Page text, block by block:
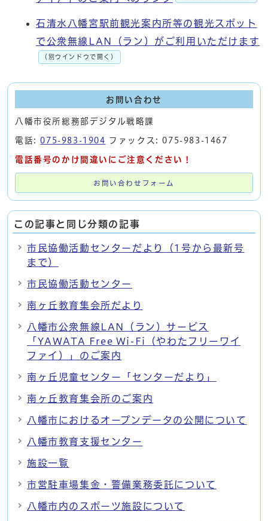
石清水八幡宮駅前観光案内所等の観光スポット
で公衆無線LAN（ラン）がご利用いただけます
（別ウインドウで開く）
お問い合わせ
八幡市役所総務部デジタル戦略課
電話:075-983-1904 ファックス: 075-983-1467
電話番号のかけ間違いにご注意ください！
お問い合わせフォーム
この記事と同じ分類の記事
市民協働活動センターだより（1号から最新号
まで）
市民協働活動センター
南ヶ丘教育集会所だより
八幡市公衆無線LAN（ラン）サービス
「YAWATA Free Wi-Fi（やわたフリーワイ
ファイ）」のご案内
南ヶ丘児童センター「センターだより」
南ヶ丘教育集会所のご案内
八幡市におけるオープンデータの公開について
八幡市教育支援センター
施設一覧
市営駐車場集金・警備業務委託について
八幡市内のスポーツ施設について